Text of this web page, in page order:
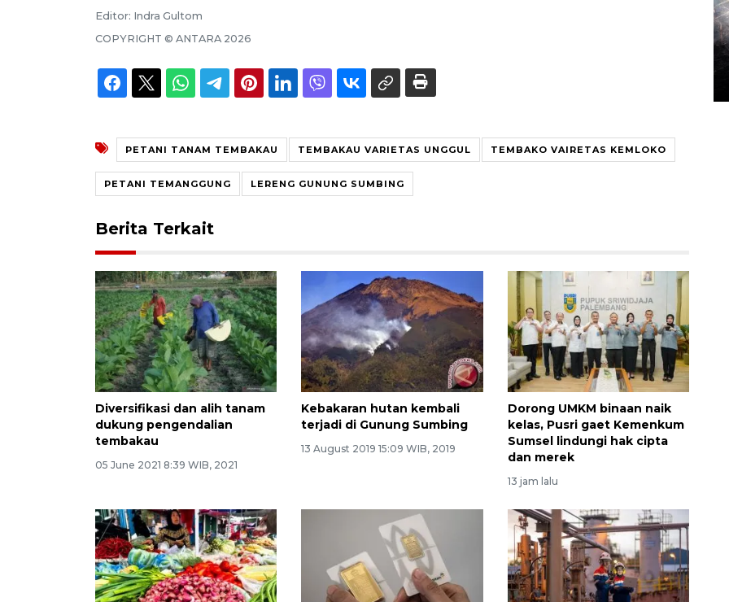
Editor: Indra Gultom
COPYRIGHT © ANTARA 2026
PETANI TANAM TEMBAKAU TEMBAKAU VARIETAS UNGGUL TEMBAKO VAIRETAS KEMLOKO
PETANI TEMANGGUNG LERENG GUNUNG SUMBING
Berita Terkait
Diversifikasi dan alih tanam
dukung pengendalian
tembakau
05 June 2021 8:39 WIB, 2021
Kebakaran hutan kembali
terjadi di Gunung Sumbing
13 August 2019 15:09 WIB, 2019
Dorong UMKM binaan naik
kelas, Pusri gaet Kemenkum
Sumsel lindungi hak cipta
dan merek
13 jam lalu